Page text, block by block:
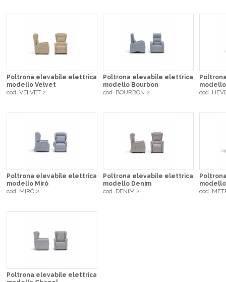
Poltrona elevabile elettrica
modello Velvet
cod. VELVET 2
Poltrona elevabile elettrica
modello Bourbon
cod. BOURBON 2
cod.
Poltrona elevabile elettrica
modello Mirò
cod. MIRÒ 2
Poltrona elevabile elettrica
modello Denim
cod. DENIM 2
cod.
Poltrona elevabile elettrica